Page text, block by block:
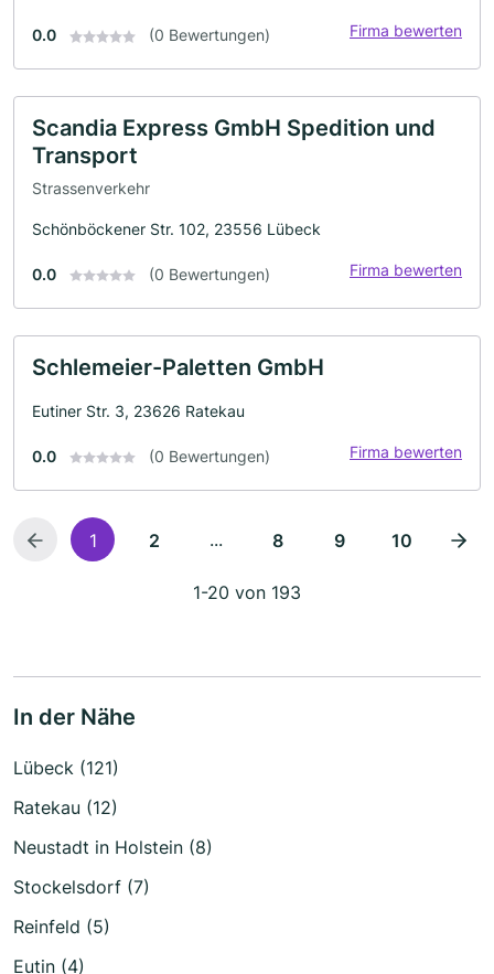
0.0 (0 Bewertungen) Firma bewerten
Scandia Express GmbH Spedition und
Transport
Strassenverkehr
Schönböckener Str. 102, 23556 Lübeck
0.0 (0 Bewertungen) Firma bewerten
Schlemeier-Paletten GmbH
Eutiner Str. 3, 23626 Ratekau
0.0 (0 Bewertungen) Firma bewerten
1 2 ... 8 9 10
1-20 von 193
In der Nähe
Lübeck (121)
Ratekau (12)
Neustadt in Holstein (8)
Stockelsdorf (7)
Reinfeld (5)
Eutin (4)